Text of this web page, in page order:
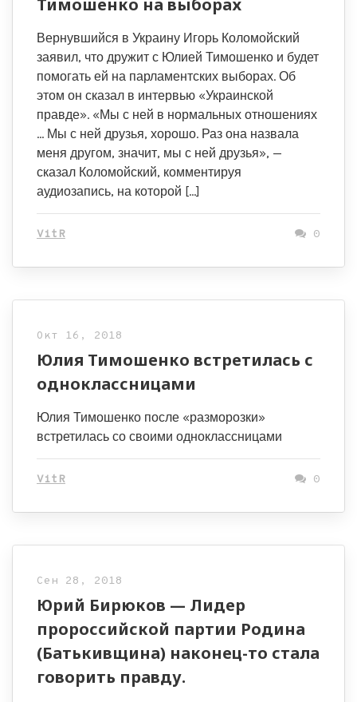
Тимошенко на выборах
Вернувшийся в Украину Игорь Коломойский
заявил, что дружит с Юлией Тимошенко и будет
помогать ей на парламентских выборах. Об
этом он сказал в интервью «Украинской
правде». «Мы с ней в нормальных отношениях
… Мы с ней друзья, хорошо. Раз она назвала
меня другом, значит, мы с ней друзья», —
сказал Коломойский, комментируя
аудиозапись, на которой […]
VitR 0
Окт 16, 2018
Юлия Тимошенко встретилась с
одноклассницами
Юлия Тимошенко после «разморозки»
встретилась со своими одноклассницами
VitR 0
Сен 28, 2018
Юрий Бирюков — Лидер
пророссийской партии Родина
(Батькивщина) наконец-то стала
говорить правду.